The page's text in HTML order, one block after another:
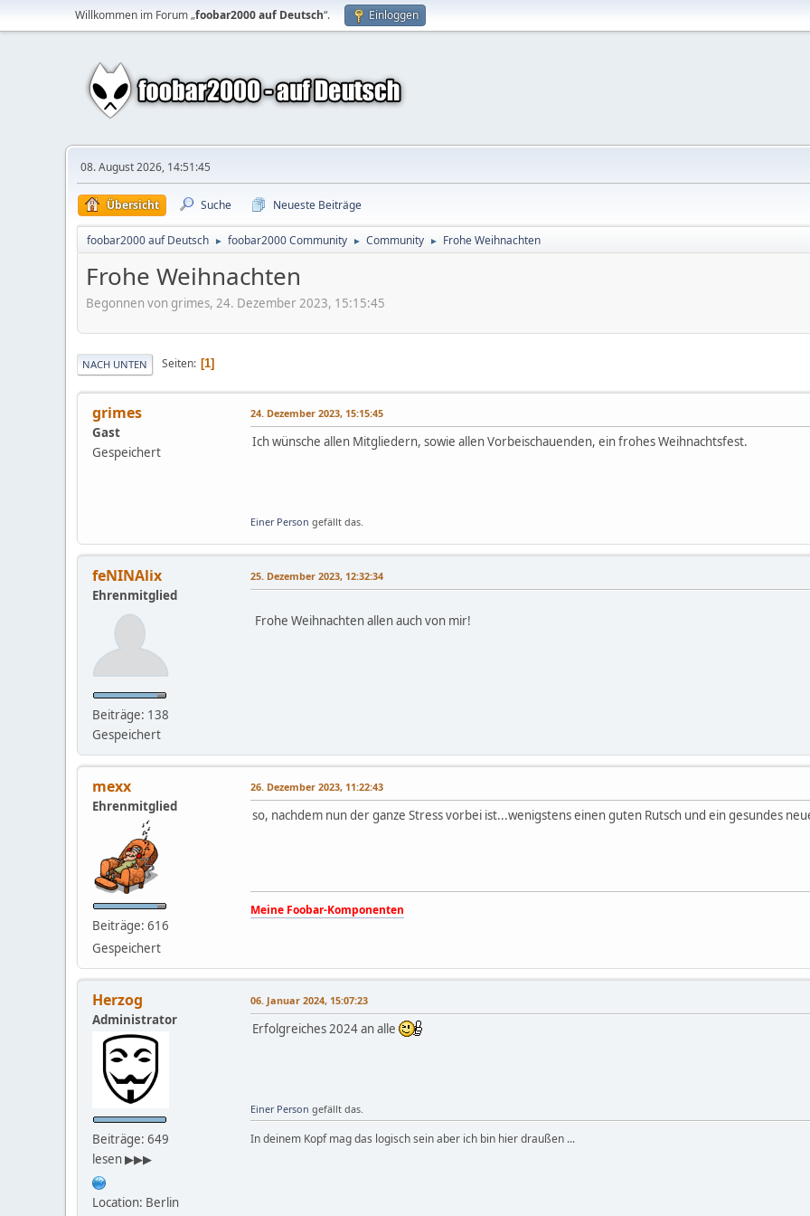
Willkommen im Forum „foobar2000 auf Deutsch“. Einloggen
08. August 2026, 14:51:45
Übersicht Suche Neueste Beiträge
foobar2000 auf Deutsch ► foobar2000 Community ► Community ► Frohe Weihnachten
Frohe Weihnachten
Begonnen von grimes, 24. Dezember 2023, 15:15:45
NACH UNTEN Seiten 1
grimes
Gast
Gespeichert
24. Dezember 2023, 15:15:45
Ich wünsche allen Mitgliedern, sowie allen Vorbeischauenden, ein frohes Weihnachtsfest.
Einer Person gefällt das.
feNINAlix
Ehrenmitglied
Beiträge: 138
Gespeichert
25. Dezember 2023, 12:32:34
Frohe Weihnachten allen auch von mir!
mexx
Ehrenmitglied
Beiträge: 616
Gespeichert
26. Dezember 2023, 11:22:43
so, nachdem nun der ganze Stress vorbei ist...wenigstens einen guten Rutsch und ein gesundes
Meine Foobar-Komponenten
Herzog
Administrator
Beiträge: 649
lesen ▶▶▶
Location: Berlin
06. Januar 2024, 15:07:23
Erfolgreiches 2024 an alle
Einer Person gefällt das.
In deinem Kopf mag das logisch sein aber ich bin hier draußen ...